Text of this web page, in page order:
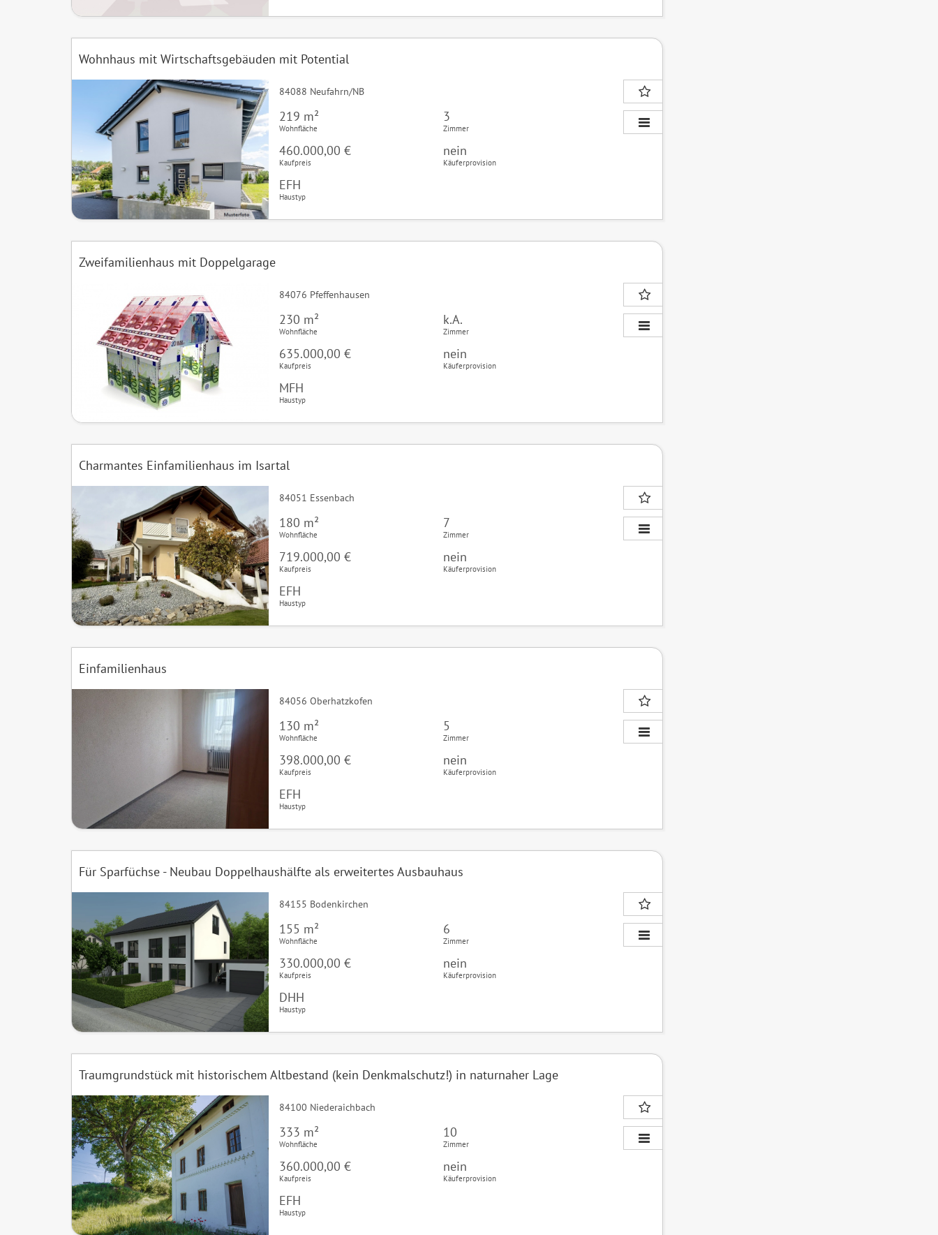
Wohnhaus mit Wirtschaftsgebäuden mit Potential
84088 Neufahrn/NB
219 m²
Wohnfläche
3
Zimmer
460.000,00 €
Kaufpreis
nein
Käuferprovision
EFH
Haustyp
Zweifamilienhaus mit Doppelgarage
84076 Pfeffenhausen
230 m²
Wohnfläche
k.A.
Zimmer
635.000,00 €
Kaufpreis
nein
Käuferprovision
MFH
Haustyp
Charmantes Einfamilienhaus im Isartal
84051 Essenbach
180 m²
Wohnfläche
7
Zimmer
719.000,00 €
Kaufpreis
nein
Käuferprovision
EFH
Haustyp
Einfamilienhaus
84056 Oberhatzkofen
130 m²
Wohnfläche
5
Zimmer
398.000,00 €
Kaufpreis
nein
Käuferprovision
EFH
Haustyp
Für Sparfüchse - Neubau Doppelhaushälfte als erweitertes Ausbauhaus
84155 Bodenkirchen
155 m²
Wohnfläche
6
Zimmer
330.000,00 €
Kaufpreis
nein
Käuferprovision
DHH
Haustyp
Traumgrundstück mit historischem Altbestand (kein Denkmalschutz!) in naturnaher Lage
84100 Niederaichbach
333 m²
Wohnfläche
10
Zimmer
360.000,00 €
Kaufpreis
nein
Käuferprovision
EFH
Haustyp